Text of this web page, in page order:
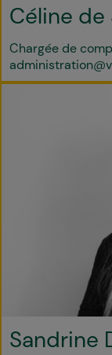
Céline de
Chargée de
Sandrine